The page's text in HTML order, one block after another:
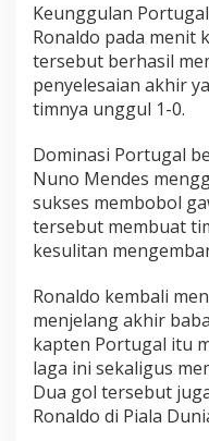
Keunggulan
Ronaldo pada menit
tersebut berhasil
penyelesaian akhir
timnya unggul 1-0.
Dominasi Portugal
Nuno Mendes
sukses membobol
tersebut membuat
kesulitan
Ronaldo kembali
menjelang akhir
kapten Portugal itu
laga ini sekaligus
Dua gol tersebut
Ronaldo di Piala